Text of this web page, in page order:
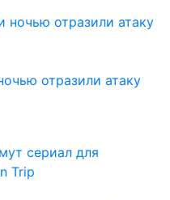
отразили атаку